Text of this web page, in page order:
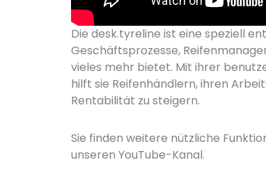
Die desk.tyreline ist eine speziell
Geschäftsprozesse,
vieles mehr bietet. Mit ihrer
hilft sie Reifenhändlern, ihren
Rentabilität zu steigern.
Sie finden weitere nützliche
unseren YouTube-Kanal.